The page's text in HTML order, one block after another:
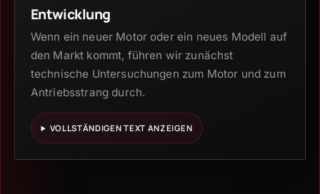
Entwicklung
Wenn ein neuer Motor oder ein neues Modell auf
den Markt kommt, führen wir zunächst
technische Untersuchungen zum Motor und zum
Antriebsstrang durch.
VOLLSTÄNDIGEN TEXT ANZEIGEN